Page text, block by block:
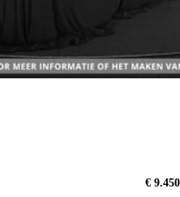
€ 9.450